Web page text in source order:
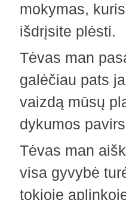
mokymas,
išdrįsite plėsti.
Tėvas man
galėčiau pats
vaizdą mūsų
dykumos
Tėvas man
visa gyvybė
tokioje